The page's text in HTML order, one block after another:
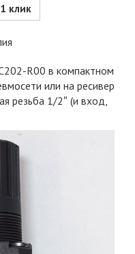
клик
R00 в компактном
или на ресивер
резьба 1/2″ (и вход,